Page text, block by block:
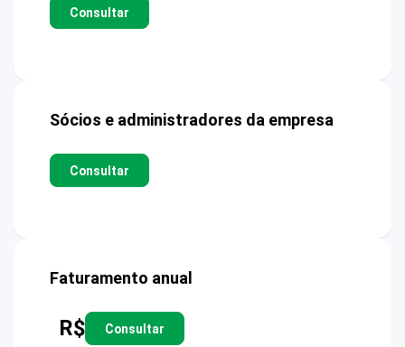
Consultar
Sócios e administradores da empresa
Consultar
Faturamento anual
R$ Consultar